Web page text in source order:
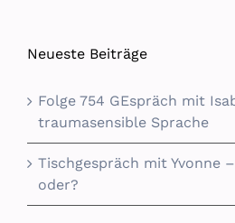
Neueste Beiträge
Folge 754 GEspräch mit
traumasensible Sprache
Tischgespräch mit Yvonne
oder?